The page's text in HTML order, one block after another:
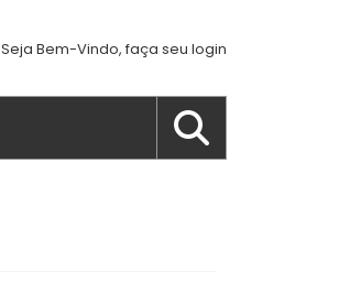
Seja Bem-Vindo, faça seu login